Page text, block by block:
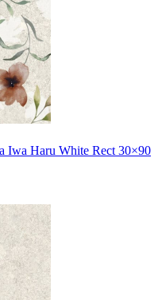
Iwa Haru White Rect 30×90